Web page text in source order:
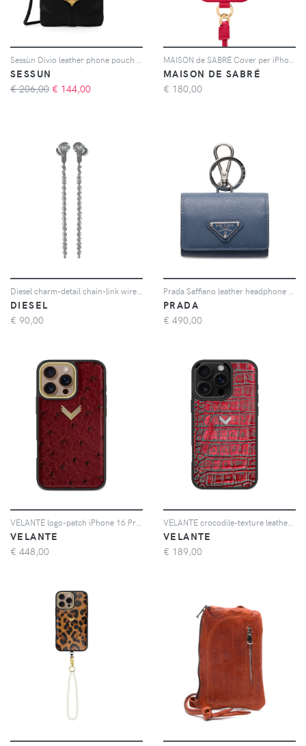
SESSUN
€ 206,00 € 144,00
MAISON DE SABRÉ
€ 180,00
DIESEL
€ 90,00
PRADA
€ 490,00
VELANTE
€ 448,00
VELANTE
€ 189,00